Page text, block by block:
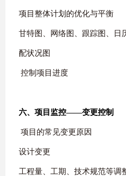
项目整体计划的优化与平衡
甘特图、网络图、跟踪图、日
配状况图
控制项目进度
六、项目监控——变更控制
项目的常见变更原因
设计变更
工程量、工期、技术规范等调